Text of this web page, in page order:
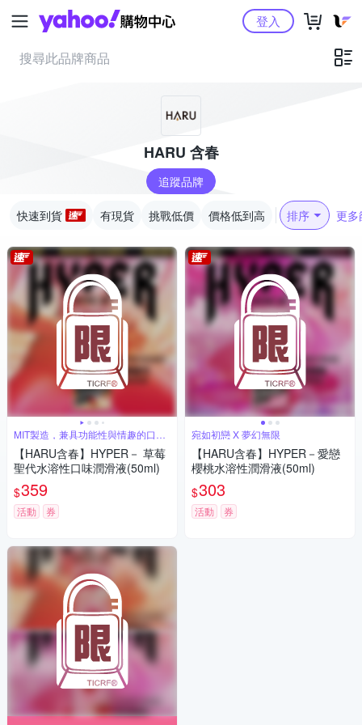
Yahoo購物中心登入
HARU 含春
追蹤品牌
快速到貨 有現貨 挑戰低價 價格低到高 排序 更多
MIT製造，兼具功能性與情趣的口味
潤滑液
【HARU含春】HYPER－ 草莓
聖代水溶性口味潤滑液(50ml)
$359
活動 券
宛如初戀 X 夢幻無限
【HARU含春】HYPER－愛戀
櫻桃水溶性潤滑液(50ml)
$303
活動 券